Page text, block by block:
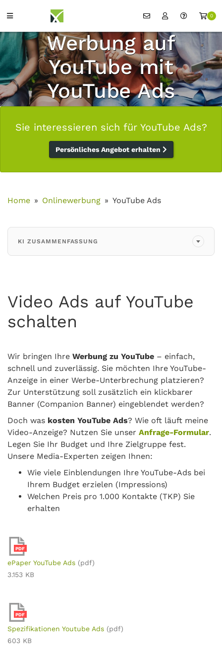
0
Werbung auf
YouTube mit
YouTube Ads
Sie interessieren sich für YouTube Ads?
Persönliches Angebot erhalten
Home Onlinewerbung YouTube Ads
KI ZUSAMMENFASSUNG
Video Ads auf YouTube
schalten
Wir bringen Ihre Werbung zu YouTube – einfach,
schnell und zuverlässig. Sie möchten Ihre YouTube-
Anzeige in einer Werbe-Unterbrechung platzieren?
Zur Unterstützung soll zusätzlich ein klickbarer
Banner (Companion Banner) eingeblendet werden?
Doch was kosten YouTube Ads? Wie oft läuft meine
Video-Anzeige? Nutzen Sie unser Anfrage-Formular.
Legen Sie Ihr Budget und Ihre Zielgruppe fest.
Unsere Media-Experten zeigen Ihnen:
Wie viele Einblendungen Ihre YouTube-Ads bei
Ihrem Budget erzielen (Impressions)
Welchen Preis pro 1.000 Kontakte (TKP) Sie
erhalten
PDF
ePaper YouTube Ads (pdf)
3.153 KB
PDF
Spezifikationen Youtube Ads (pdf)
603 KB